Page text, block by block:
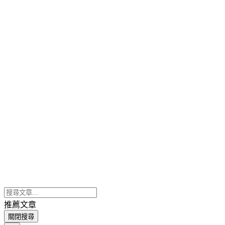
推薦文章
關閉搜尋